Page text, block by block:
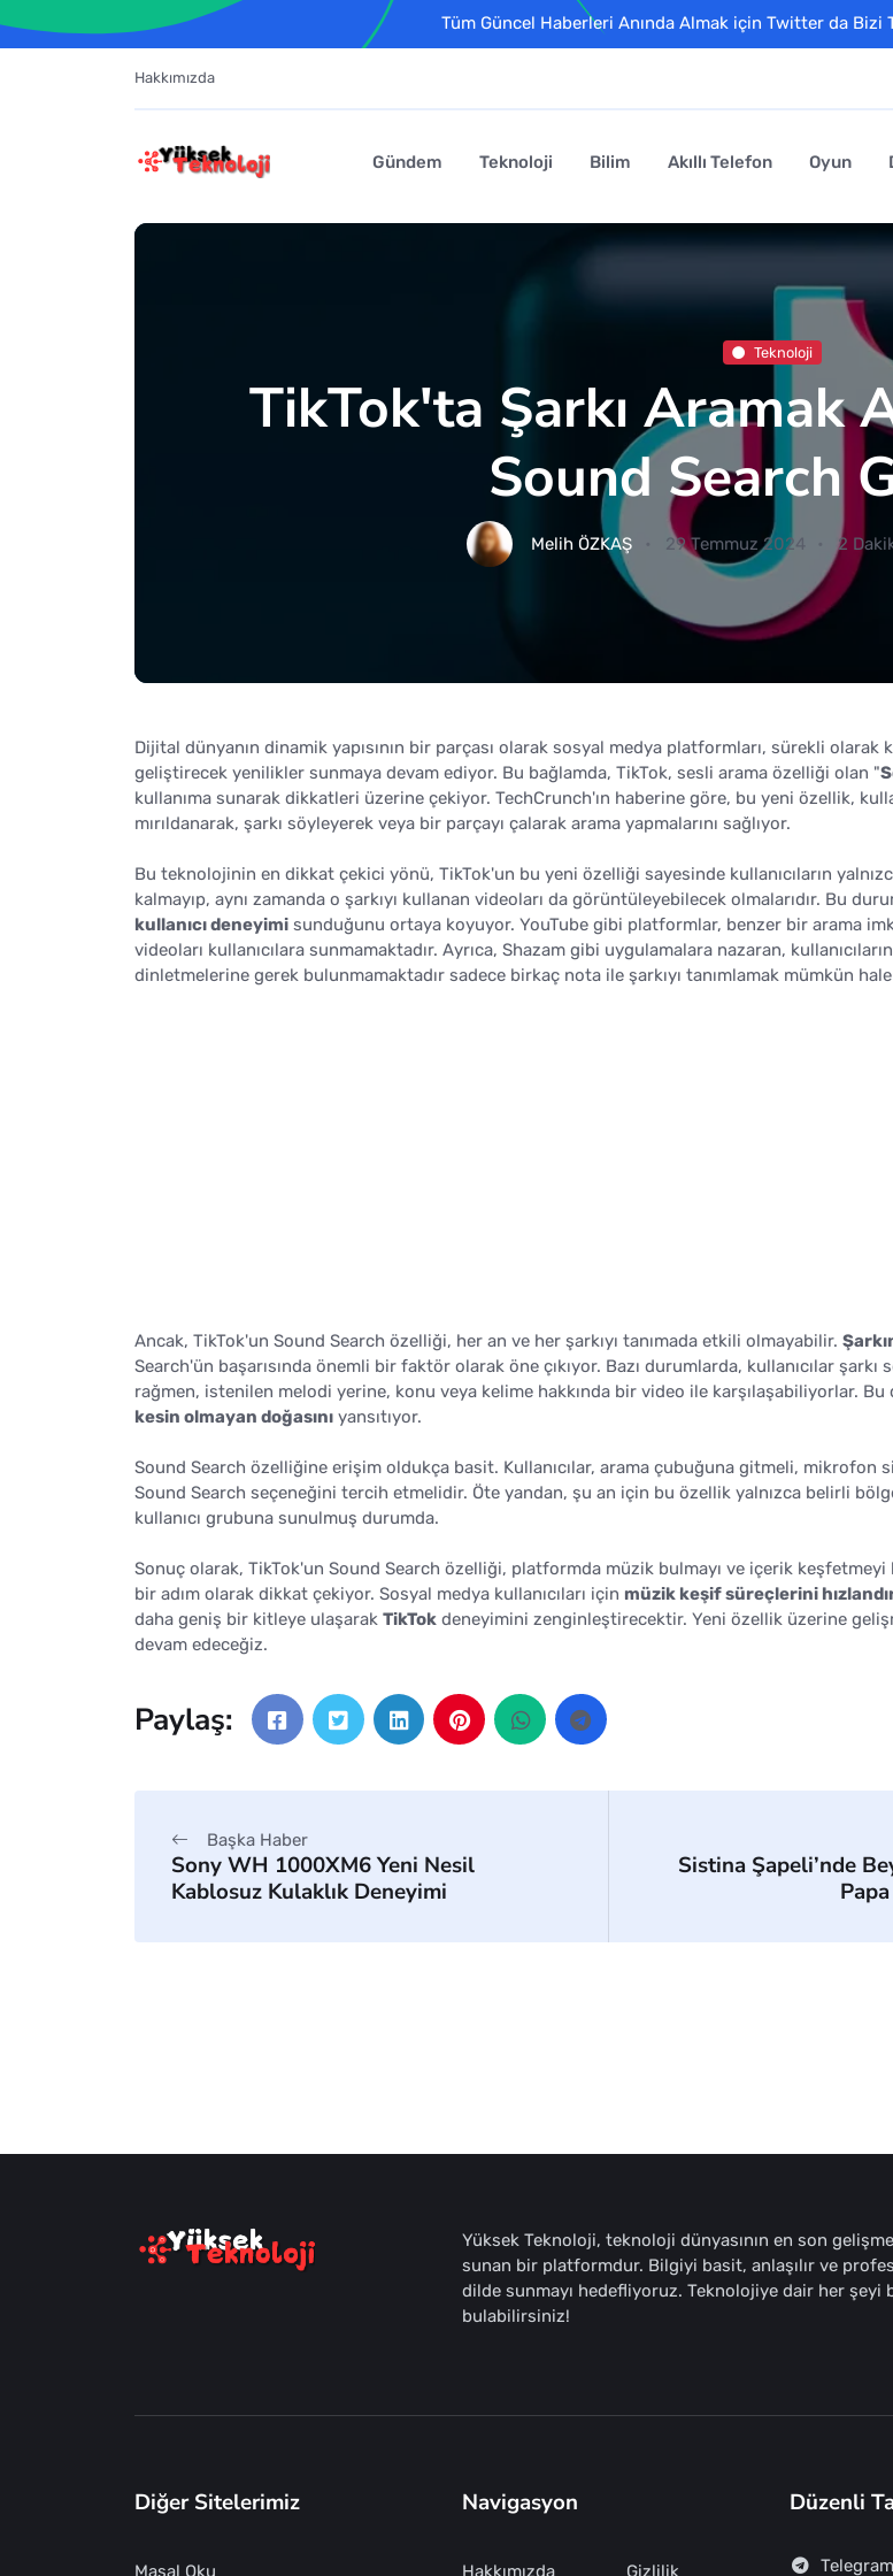
Tüm Güncel Haberleri Anında Almak için Twitter da Bizi
Hakkımızda
Gündem Teknoloji Bilim Akıllı Telefon Oyun
Teknoloji
TikTok'ta Şarkı Aramak
Sound Search
Melih ÖZKAŞ 29 Temmuz 2024 2
Dijital dünyanın dinamik yapısının bir parçası olarak sosyal medya platformları, sürekli olarak
geliştirecek yenilikler sunmaya devam ediyor. Bu bağlamda, TikTok, sesli arama özelliği olan "
kullanıma sunarak dikkatleri üzerine çekiyor. TechCrunch'ın haberine göre, bu yeni özellik,
mırıldanarak, şarkı söyleyerek veya bir parçayı çalarak arama yapmalarını sağlıyor.
Bu teknolojinin en dikkat çekici yönü, TikTok'un bu yeni özelliği sayesinde kullanıcıların
kalmayıp, aynı zamanda o şarkıyı kullanan videoları da görüntüleyebilecek olmalarıdır. Bu
kullanıcı deneyimi sunduğunu ortaya koyuyor. YouTube gibi platformlar, benzer bir arama
videoları kullanıcılara sunmamaktadır. Ayrıca, Shazam gibi uygulamalara nazaran,
dinletmelerine gerek bulunmamaktadır sadece birkaç nota ile şarkıyı tanımlamak mümkün
Ancak, TikTok'un Sound Search özelliği, her an ve her şarkıyı tanımada etkili olmayabilir.
Search'ün başarısında önemli bir faktör olarak öne çıkıyor. Bazı durumlarda, kullanıcılar
rağmen, istenilen melodi yerine, konu veya kelime hakkında bir video ile karşılaşabiliyorlar. Bu
kesin olmayan doğasını yansıtıyor.
Sound Search özelliğine erişim oldukça basit. Kullanıcılar, arama çubuğuna gitmeli, mikrofon
Sound Search seçeneğini tercih etmelidir. Öte yandan, şu an için bu özellik yalnızca belirli
kullanıcı grubuna sunulmuş durumda.
Sonuç olarak, TikTok'un Sound Search özelliği, platformda müzik bulmayı ve içerik keşfetmeyi
bir adım olarak dikkat çekiyor. Sosyal medya kullanıcıları için müzik keşif süreçlerini
daha geniş bir kitleye ulaşarak TikTok deneyimini zenginleştirecektir. Yeni özellik üzerine
devam edeceğiz.
Paylaş:
Başka Haber
Sony WH 1000XM6 Yeni Nesil
Kablosuz Kulaklık Deneyimi
Sistina Şapeli’nde
Yüksek Teknoloji, teknoloji dünyasının en son
sunan bir platformdur. Bilgiyi basit, anlaşılır ve
dilde sunmayı hedefliyoruz. Teknolojiye dair her şeyi
bulabilirsiniz!
Diğer Sitelerimiz
Masal Oku
Navigasyon
Hakkımızda Gizlilik
Düzenli
Telegram